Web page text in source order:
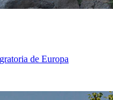
de Europa